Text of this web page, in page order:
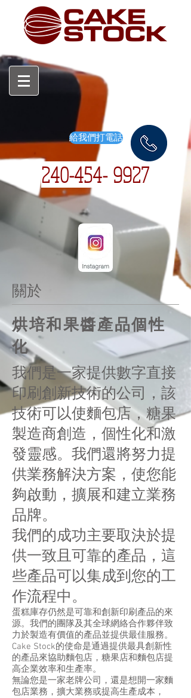
給我們打電話
240-454- 9927
關於
烘培和果醬產品個性
化
我們是一家提供數字直接
印刷創新技術的公司，該
技術可以使麵包店，糖果
製造商創造，個性化和激
發靈感。我們還將努力提
供業務解決方案，使您能
夠啟動，擴展和建立業務
品牌。
我們的成功主要取決於提
供一致且可靠的產品，這
些產品可以集成到您的工
作流程中。
蛋糕庫存仍然是可靠和創新印刷產品的來
源。我們的團隊及其全球網絡合作夥伴致
力於製造有價值的產品並提供最佳服務。
Cake Stock的使命是通過提供最具創新性
的產品來協助麵包店，糖果店和麵包店提
高企業效率和生產率。
無論您是一家老牌公司，還是想開一家麵
包店業務，擴大業務或提高生產成本，